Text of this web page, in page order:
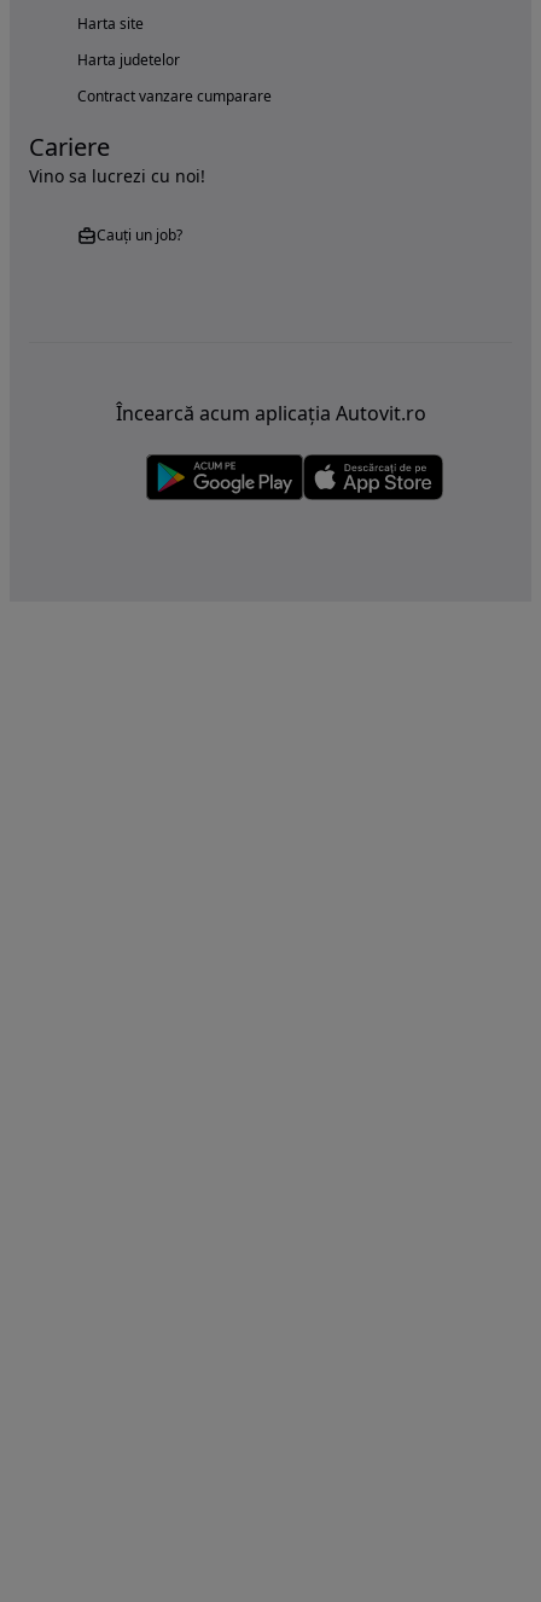
Harta site
Harta judetelor
Contract vanzare cumparare
Cariere
Vino sa lucrezi cu noi!
Cauți un job?
Încearcă acum aplicația Autovit.ro